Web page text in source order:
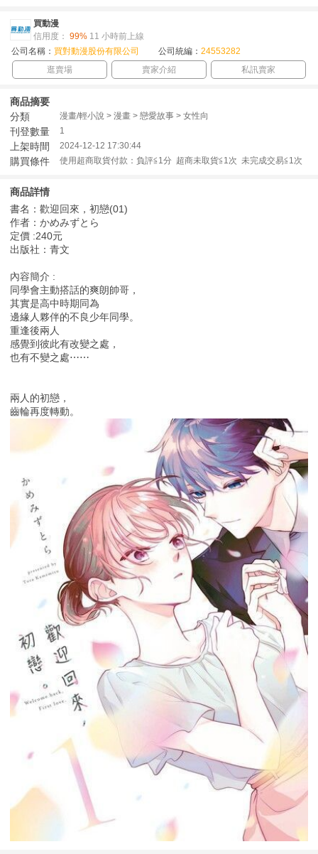
買動漫
信用度： 99% 11 小時前上線
公司名稱： 買對動漫股份有限公司 公司統編： 24553282
逛賣場
賣家介紹 私訊賣家
商品摘要
分類
漫畫/輕小說 > 漫畫 > 戀愛故事 > 女性向
刊登數量 1
上架時間 2024-12-12 17:30:44
購買條件 使用超商取貨付款：負評≦1分 超商未取貨≦1次 未完成交易≦1次
商品詳情
書名：歡迎回來，初戀(01)
作者：かめみずとら
定價 :240元
出版社：青文
內容簡介 :
同學會主動搭話的爽朗帥哥，
其實是高中時期同為
邊緣人夥伴的不良少年同學。
重逢後兩人
感覺到彼此有改變之處，
也有不變之處⋯⋯
兩人的初戀，
齒輪再度轉動。